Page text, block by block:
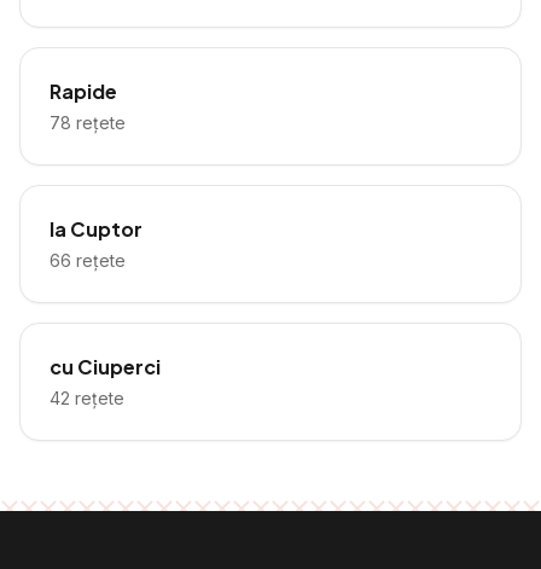
Rapide
78 rețete
la Cuptor
66 rețete
cu Ciuperci
42 rețete